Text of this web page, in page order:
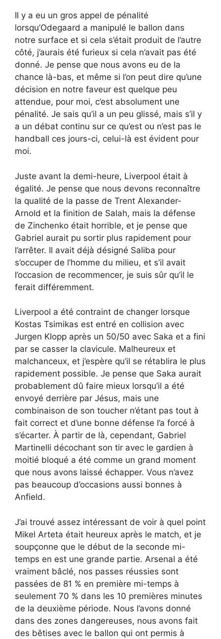
Il y a eu un gros appel de pénalité
lorsqu’Odegaard a manipulé le ballon dans
notre surface et si cela s’était produit de l’autre
côté, j’aurais été furieux si cela n’avait pas été
donné. Je pense que nous avons eu de la
chance là-bas, et même si l’on peut dire qu’une
décision en notre faveur est quelque peu
attendue, pour moi, c’est absolument une
pénalité. Je sais qu’il a un peu glissé, mais s’il y
a un débat continu sur ce qu’est ou n’est pas le
handball ces jours-ci, celui-là est évident pour
moi.
Juste avant la demi-heure, Liverpool était à
égalité. Je pense que nous devons reconnaître
la qualité de la passe de Trent Alexander-
Arnold et la finition de Salah, mais la défense
de Zinchenko était horrible, et je pense que
Gabriel aurait pu sortir plus rapidement pour
l’arrêter. Il avait déjà désigné Saliba pour
s’occuper de l’homme du milieu, et s’il avait
l’occasion de recommencer, je suis sûr qu’il le
ferait différemment.
Liverpool a été contraint de changer lorsque
Kostas Tsimikas est entré en collision avec
Jurgen Klopp après un 50/50 avec Saka et a fini
par se casser la clavicule. Malheureux et
malchanceux, et j’espère qu’il se rétablira le plus
rapidement possible. Je pense que Saka aurait
probablement dû faire mieux lorsqu’il a été
envoyé derrière par Jésus, mais une
combinaison de son toucher n’étant pas tout à
fait correct et d’une bonne défense l’a forcé à
s’écarter. À partir de là, cependant, Gabriel
Martinelli décochant son tir avec le gardien à
moitié bloqué a été comme un grand moment
que nous avons laissé échapper. Vous n’avez
pas beaucoup d’occasions aussi bonnes à
Anfield.
J’ai trouvé assez intéressant de voir à quel point
Mikel Arteta était heureux après le match, et je
soupçonne que le début de la seconde mi-
temps en est une grande partie. Arsenal a été
vraiment bâclé, nos passes réussies sont
passées de 81 % en première mi-temps à
seulement 70 % dans les 10 premières minutes
de la deuxième période. Nous l’avons donné
dans des zones dangereuses, nous avons fait
des bêtises avec le ballon qui ont permis à